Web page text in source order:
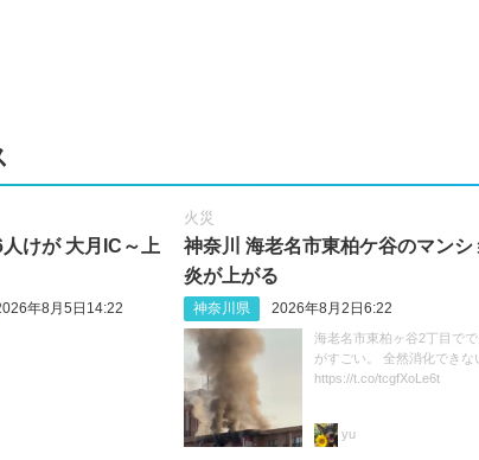
けが 大月IC～上
年8月5日14:22
火災
神奈川 海老名市東柏ケ谷のマンシ
炎が上がる
神奈川県 2026年8月2日6:22
海老名市東柏ヶ谷2丁目で
がすごい。 全然消化できな
https://t.co/tcgfXoLe6t
yu